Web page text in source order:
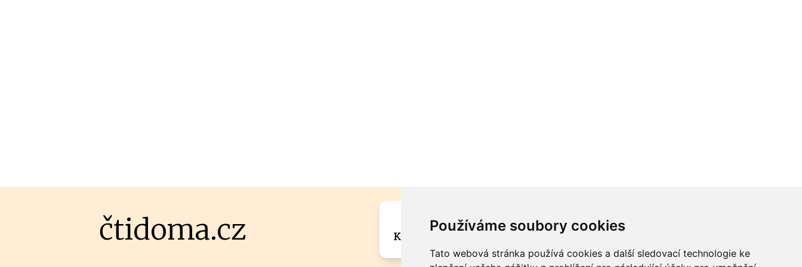
Používáme soubory cookies
Tato webová stránka používá cookies a další sledovací technologie ke
čtidoma.cz
Máte zajímavou informaci? Chcete spolupracovat?
Kontaktujte šéfredaktora Martina Chalupu: